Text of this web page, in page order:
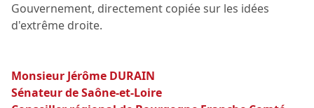
Gouvernement, directement copiée sur les idées
d'extrême droite.
Monsieur Jérôme DURAIN
Sénateur de Saône-et-Loire